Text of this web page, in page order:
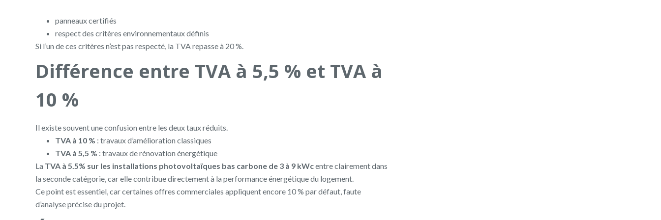
panneaux certifiés
respect des critères environnementaux définis
Si l’un de ces critères n’est pas respecté, la TVA repasse à 20 %.
Différence entre TVA à 5,5 % et TVA à
10 %
Il existe souvent une confusion entre les deux taux réduits.
TVA à 10 % : travaux d’amélioration classiques
TVA à 5,5 % : travaux de rénovation énergétique
La TVA à 5.5% sur les installations photovoltaïques bas carbone de 3 à 9 kWcentre clairement dans
la seconde catégorie, car elle contribue directement à la performance énergétique du logement.
Ce point est essentiel, car certaines offres commerciales appliquent encore 10 % par défaut, faute
d’analyse précise du projet.